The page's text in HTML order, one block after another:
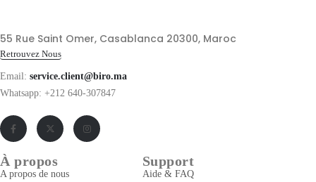
55 Rue Saint Omer, Casablanca 20300, Maroc
Retrouvez Nous
Email: service.client@biro.ma
Whatsapp: +212 640-307847
À propos
A propos de nous
Support
Aide & FAQ